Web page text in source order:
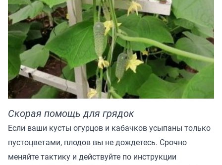
Скорая помощь для грядок
Если ваши кусты огурцов и кабачков усыпаны только
пустоцветами, плодов вы не дождетесь. Срочно
меняйте тактику и действуйте по инструкции